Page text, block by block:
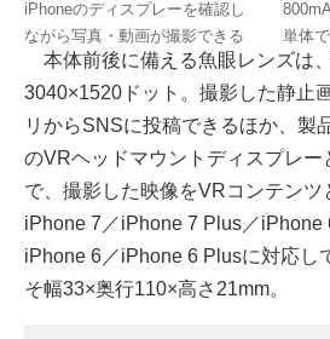
iPhoneのディスプレーを確認し
ながら写真・動画が撮影できる
単体
本体前後に備える魚眼レンズは
3040×1520ドット。撮影した静止
リからSNSに投稿できるほか、製
のVRヘッドマウントディスプレー
で、撮影した映像をVRコンテンツ
iPhone 7／iPhone 7 Plus／iPhone
iPhone 6／iPhone 6 Plusに対応し
そ幅33×奥行110×高さ21mm。